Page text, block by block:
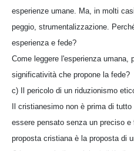
esperienze umane. Ma, in molti
peggio, strumentalizzazione.
esperienza e fede?
Come leggere l'esperienza umana,
significatività che propone la fede?
c) Il pericolo di un riduzionismo
Il cristianesimo non è prima di
essere pensato senza un preciso
proposta cristiana è la proposta di